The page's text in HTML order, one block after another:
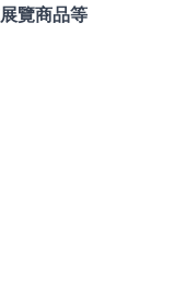
覽商品等